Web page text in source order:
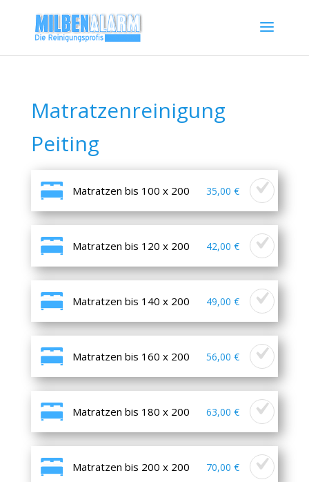
Matratzenreinigung
Peiting
Matratzen bis 100 x 200 35,00 €
Matratzen bis 120 x 200 42,00 €
Matratzen bis 140 x 200 49,00 €
Matratzen bis 160 x 200 56,00 €
Matratzen bis 180 x 200 63,00 €
Matratzen bis 200 x 200 70,00 €